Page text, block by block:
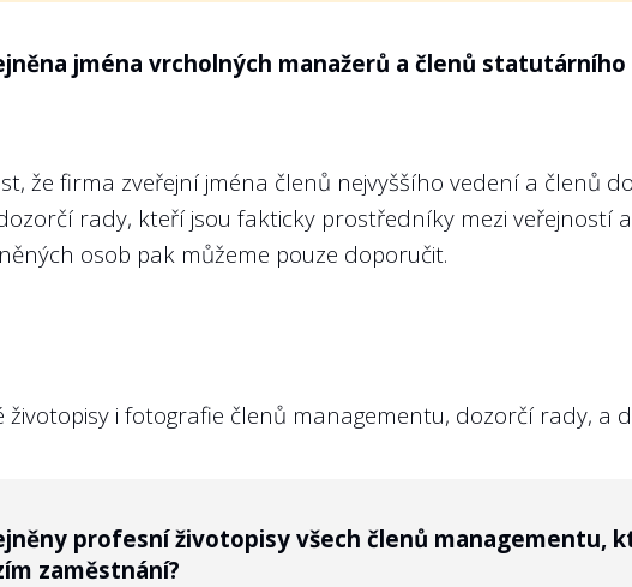
stanoveny, aby si veřejnost mohla zhodnotit, zda daná
musí schválit přímo dozorčí rada podniku, a to na
u každé státní firmy předpokládá i vláda, což vychází
vedoucích zaměstnanců a členů orgánů
státních organizací zřízených zákonem nebo
mají jednotlivá ministerstva nastavit taková kritéria a
subjektu a k plnění strategických cílů. Zároveň by měly
s.p.
na webu příslušného ministerstva nebo státní firmy?
jména vrcholných manažerů a členů
že firma zveřejní jména členů nejvyššího vedení a členů
rady, kteří jsou fakticky prostředníky mezi veřejností
osob pak můžeme pouze doporučit.
životopisy i fotografie členů managementu, dozorčí rady, a
profesní životopisy všech členů managementu,
zaměstnání?